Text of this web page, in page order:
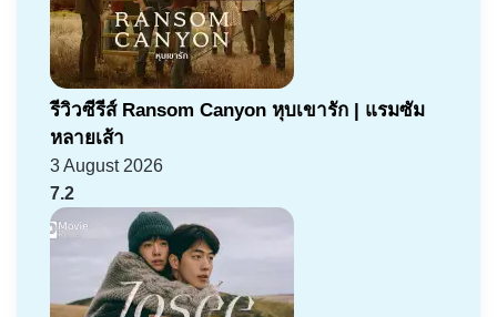
รีวิวซีรีส์ Ransom Canyon หุบเขารัก | แรมซัม
หลายเส้า
3 August 2026
7.2